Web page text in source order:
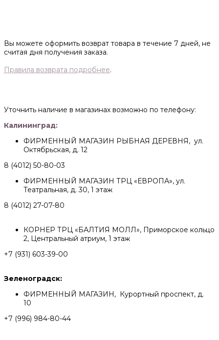
Вы можете оформить возврат товара в течение 7 дней, не
считая дня получения заказа.
Правила возврата подробнее.
Уточнить наличие в магазинах возможно по телефону:
Калининград:
ФИРМЕННЫЙ МАГАЗИН РЫБНАЯ ДЕРЕВНЯ, ул.
Октябрьская, д. 12
8 (4012) 50-80-03
ФИРМЕННЫЙ МАГАЗИН ТРЦ «ЕВРОПА», ул.
Театральная, д. 30, 1 этаж
8 (4012) 27-07-80
КОРНЕР ТРЦ «БАЛТИЯ МОЛЛ», Приморское кольцо
2, Центральный атриум, 1 этаж
+7 (931) 603-39-00
Зеленоградск:
ФИРМЕННЫЙ МАГАЗИН, Курортный проспект, д.
10
+7 (996) 984-80-44